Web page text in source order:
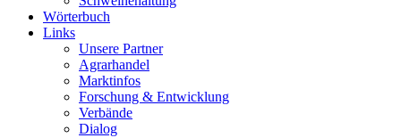
Wörterbuch
Links
Unsere Partner
Agrarhandel
Marktinfos
Forschung & Entwicklung
Verbände
Dialog